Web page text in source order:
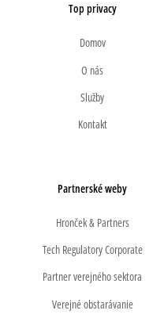
Top privacy
Domov
O nás
Služby
Kontakt
Partnerské weby
Hronček & Partners
Tech Regulatory Corporate
Partner verejného sektora
Verejné obstarávanie